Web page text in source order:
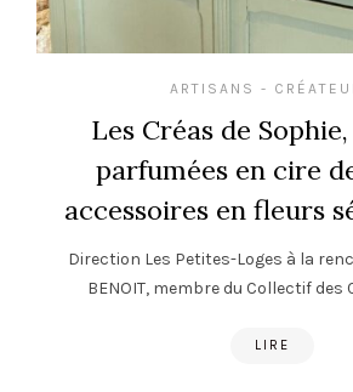
ARTISANS -
Les Créas de
parfumées en cire
accessoires en fleurs
Direction Les Petites-Loges à la
BENOIT, membre du Collectif des
LIRE